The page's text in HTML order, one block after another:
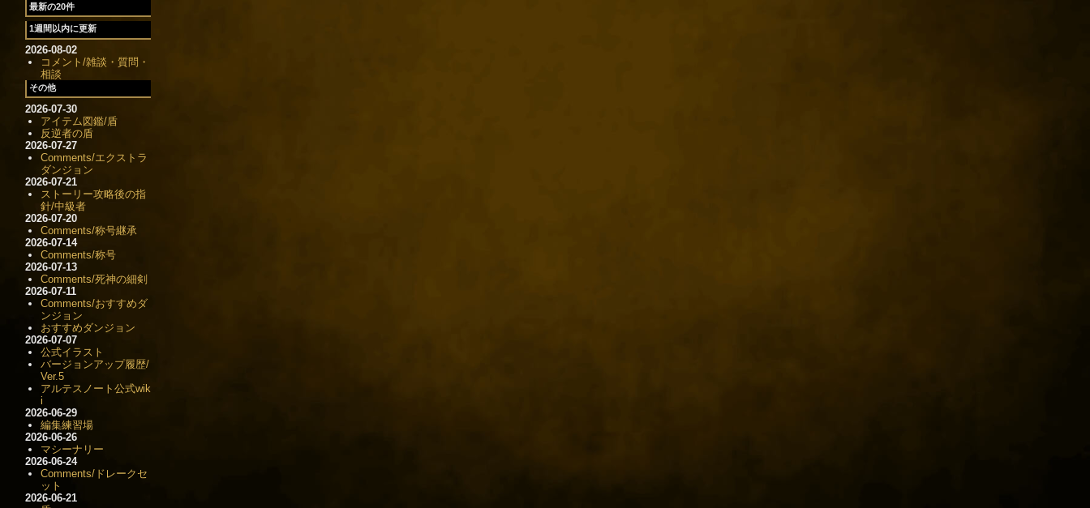
最新の20件
1週間以内に更新
2026-08-02
コメント/雑談・質問・
相談
その他
2026-07-30
アイテム図鑑/盾
反逆者の盾
2026-07-27
Comments/エクストラ
ダンジョン
2026-07-21
ストーリー攻略後の指
針/中級者
2026-07-20
Comments/称号継承
2026-07-14
Comments/称号
2026-07-13
Comments/死神の細剣
2026-07-11
Comments/おすすめダ
ンジョン
おすすめダンジョン
2026-07-07
公式イラスト
バージョンアップ履歴/
Ver.5
アルテスノート公式wik
i
2026-06-29
編集練習場
2026-06-26
マシーナリー
2026-06-24
Comments/ドレークセ
ット
2026-06-21